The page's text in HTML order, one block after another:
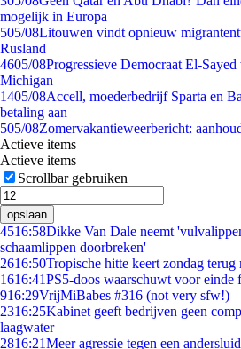
mogelijk in Europa
505/08Litouwen vindt opnieuw
Rusland
4605/08Progressieve Democraat El-
Michigan
1405/08Accell, moederbedrijf Sparta en
betaling aan
505/08Zomervakantieweerbericht:
Actieve items
Actieve items
Scrollbar gebruiken
opslaan
4516:58Dikke Van Dale neemt
schaamlippen doorbreken'
2616:50Tropische hitte keert zondag terug
1616:41PS5-doos waarschuwt voor einde
916:29VrijMiBabes #316 (not very sfw!)
2316:25Kabinet geeft bedrijven geen
laagwater
2816:21Meer agressie tegen een